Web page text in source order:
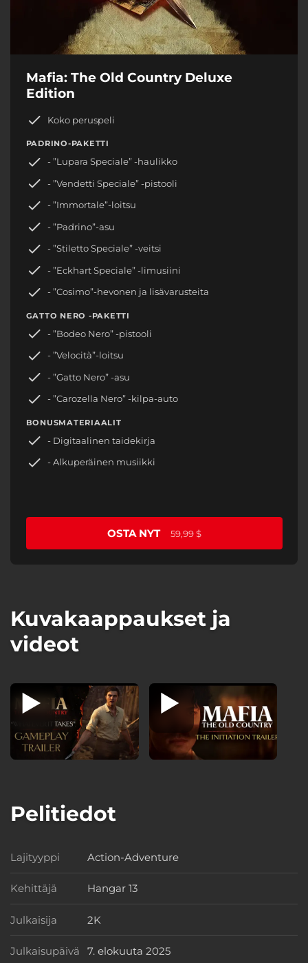
Mafia: The Old Country Deluxe
Edition
Koko peruspeli
PADRINO-PAKETTI
- ”Lupara Speciale” -haulikko
- ”Vendetti Speciale” -pistooli
- ”Immortale”-loitsu
- ”Padrino”-asu
- ”Stiletto Speciale” -veitsi
- ”Eckhart Speciale” -limusiini
- ”Cosimo”-hevonen ja lisävarusteita
GATTO NERO -PAKETTI
- ”Bodeo Nero” -pistooli
- ”Velocità”-loitsu
- ”Gatto Nero” -asu
- ”Carozella Nero” -kilpa-auto
BONUSMATERIAALIT
- Digitaalinen taidekirja
- Alkuperäinen musiikki
OSTA NYT 59,99 $
Kuvakaappaukset ja
videot
Pelitiedot
Lajityyppi Lajityyppi
Action-Adventure
Kehittäjä Kehittäjä
Hangar 13
Julkaisija Julkaisija
2K
Julkaisupäivä Julkaisupäivä
7. elokuuta 2025